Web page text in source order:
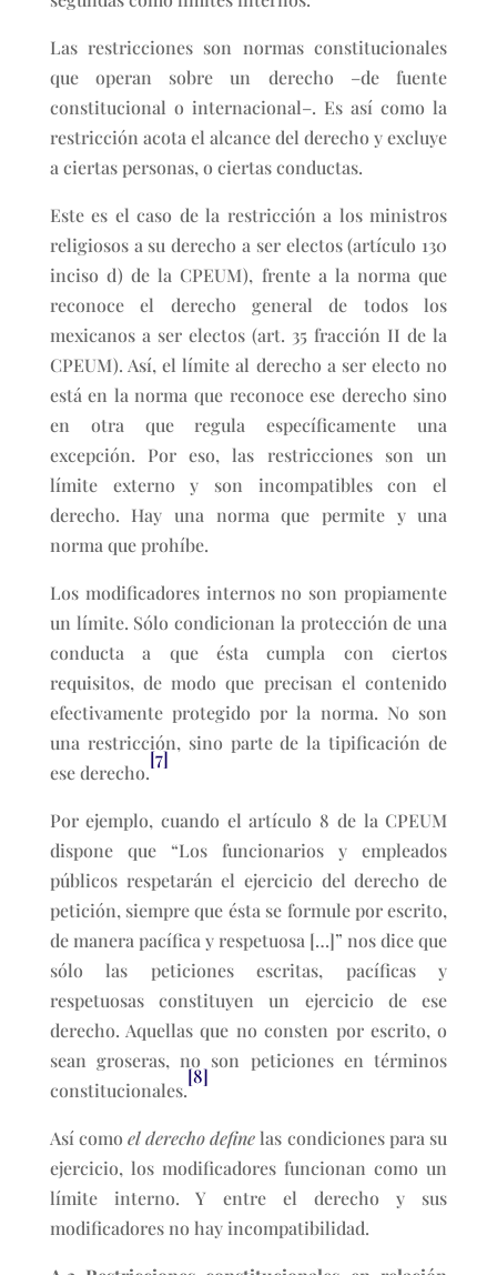
Las restricciones son normas constitucionales
que operan sobre un derecho –de fuente
constitucional o internacional–. Es así como la
restricción acota el alcance del derecho y excluye
a ciertas personas, o ciertas conductas.
Este es el caso de la restricción a los ministros
religiosos a su derecho a ser electos (artículo 130
inciso d) de la CPEUM), frente a la norma que
reconoce el derecho general de todos los
mexicanos a ser electos (art. 35 fracción II de la
CPEUM). Así, el límite al derecho a ser electo no
está en la norma que reconoce ese derecho sino
en otra que regula específicamente una
excepción. Por eso, las restricciones son un
límite externo y son incompatibles con el
derecho. Hay una norma que permite y una
norma que prohíbe.
Los modificadores internos no son propiamente
un límite. Sólo condicionan la protección de una
conducta a que ésta cumpla con ciertos
requisitos, de modo que precisan el contenido
efectivamente protegido por la norma. No son
una restricción, sino parte de la tipificación de
ese derecho.
[7]
Por ejemplo, cuando el artículo 8 de la CPEUM
dispone que “Los funcionarios y empleados
públicos respetarán el ejercicio del derecho de
petición, siempre que ésta se formule por escrito,
de manera pacífica y respetuosa […]” nos dice que
sólo las peticiones escritas, pacíficas y
respetuosas constituyen un ejercicio de ese
derecho. Aquellas que no consten por escrito, o
sean groseras, no son peticiones en términos
constitucionales.
[8]
Así comoel derecho definelas condiciones para su
ejercicio, los modificadores funcionan como un
límite interno. Y entre el derecho y sus
modificadores no hay incompatibilidad.